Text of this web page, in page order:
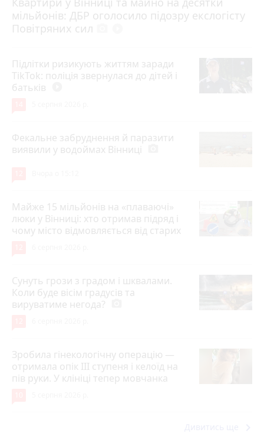
мільйонів: ДБР оголосило підозру екслогісту
Повітряних сил
6 серпня 2026 р.
Підлітки ризикують життям заради
TikTok: поліція звернулася до дітей і
батьків
Фекальне забруднення й паразити
виявили у водоймах Вінниці
Майже 15 мільйонів на «плаваючі»
люки у Вінниці: хто отримав підряд і
чому місто відмовляється від старих
Сунуть грози з градом і шквалами.
Коли буде вісім градусів та
вируватиме негода?
Зробила гінекологічну операцію —
отримала опік ІІІ ступеня і келоїд на
пів руки. У клініці тепер мовчанка